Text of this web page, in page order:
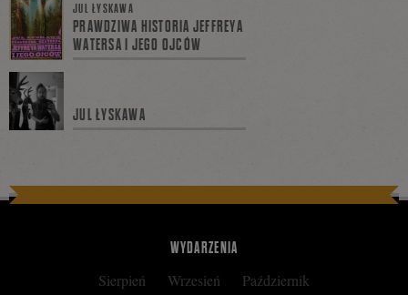
JUL ŁYSKAWA
PRAWDZIWA HISTORIA JEFFREYA
WATERSA I JEGO OJCÓW
JUL ŁYSKAWA
WYDARZENIA
Sierpień Wrzesień Październik